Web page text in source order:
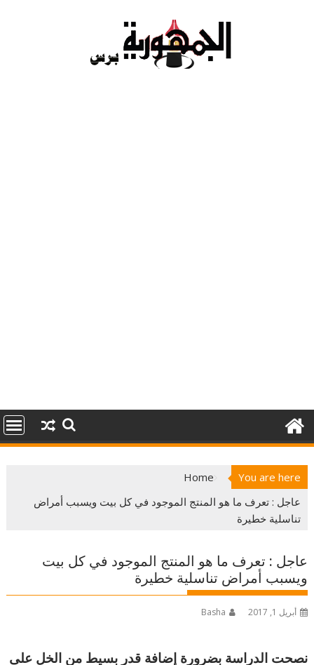
You are here
Home
عاجل : تعرف ما هو المنتج الموجود في كل بيت ويسبب أمراض
تناسلية خطيرة
عاجل : تعرف ما هو المنتج الموجود في كل بيت
ويسبب أمراض تناسلية خطيرة
أبريل 1, 2017 Basha
نصحت الدراسة بضرورة إضافة قدر بسيط من الخل على